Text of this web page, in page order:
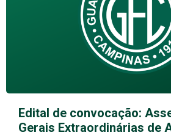
Edital de convocação:
Gerais Extraordinárias de